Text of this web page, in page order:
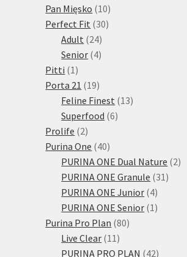
Pan Mięsko 1010
produktů
Perfect Fit 3030
Adult 2424
produktů
Senior 44
Pitti 1 1
produkt
Porta 21 1919
produktů
Feline Finest 1313
Superfood 66
Prolife 22
produkty
Purina One 4040
produktů
PURINA ONE Dual Nature 22
PURINA ONE Granule 31 31
PURINA ONE Junior 44
produkty
PURINA ONE Senior 1 1
Purina Pro Plan 8080
Live Clear 11 11
produktů
PURINA PRO PLAN 4242